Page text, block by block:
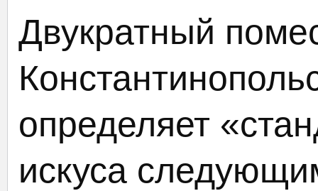
Двукратный
определяет
искуса